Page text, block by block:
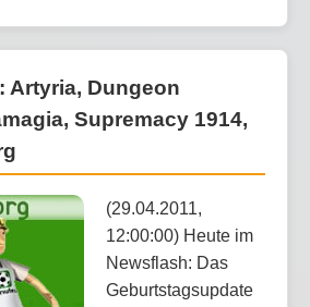
Artyria, Dungeon
Supremacy 1914,
(29.04.2011,
12:00:00) Heute im
Newsflash: Das
Geburtstagsupdate